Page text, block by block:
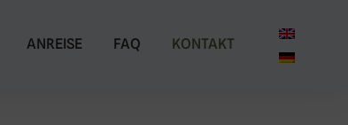
ANREISE FAQ KONTAKT